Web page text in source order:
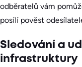
odběratelů vám
posílí pověst
Sledování a
infrastruktury